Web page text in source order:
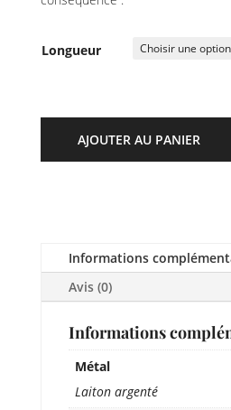
Longueur
AJOUTER AU PANIER
Informations
Avis (0)
Informations
Métal
Laiton argenté